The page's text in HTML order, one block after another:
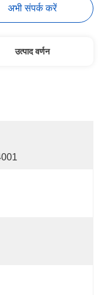
अभी संपर्क करें
उत्पाद वर्णन